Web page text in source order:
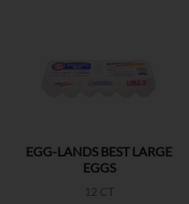
EGG-LANDS BEST LARGE
EGGS
12 CT